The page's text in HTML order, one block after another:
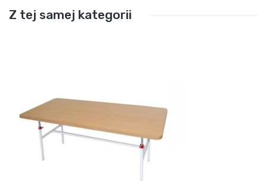
Z tej samej kategorii